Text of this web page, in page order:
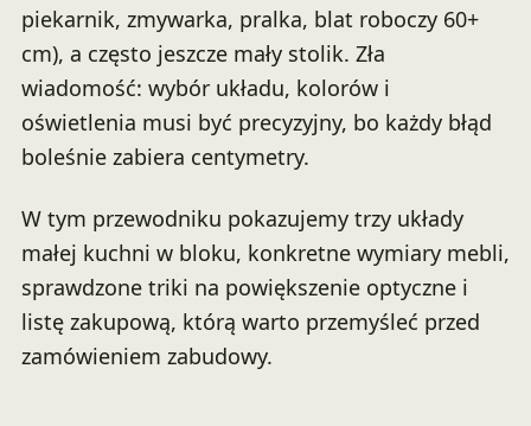
piekarnik, zmywarka, pralka, blat roboczy 60+
cm), a często jeszcze mały stolik. Zła
wiadomość: wybór układu, kolorów i
oświetlenia musi być precyzyjny, bo każdy błąd
boleśnie zabiera centymetry.
W tym przewodniku pokazujemy trzy układy
małej kuchni w bloku, konkretne wymiary mebli,
sprawdzone triki na powiększenie optyczne i
listę zakupową, którą warto przemyśleć przed
zamówieniem zabudowy.